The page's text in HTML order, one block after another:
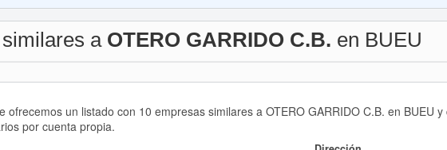
a OTERO GARRIDO C.B. en BUEU
ofrecemos un listado con 10 empresas similares a OTERO GARRIDO C.B. en BUEU
por cuenta propia.